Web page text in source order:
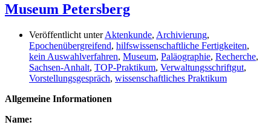
Museum Petersberg
Veröffentlicht unterAktenkunde, Archivierung,
Epochenübergreifend, hilfswissenschaftliche Fertigkeiten,
kein Auswahlverfahren, Museum, Paläographie, Recherche,
Sachsen-Anhalt, TOP-Praktikum, Verwaltungsschriftgut,
Vorstellungsgespräch, wissenschaftliches Praktikum
Allgemeine Informationen
Name: